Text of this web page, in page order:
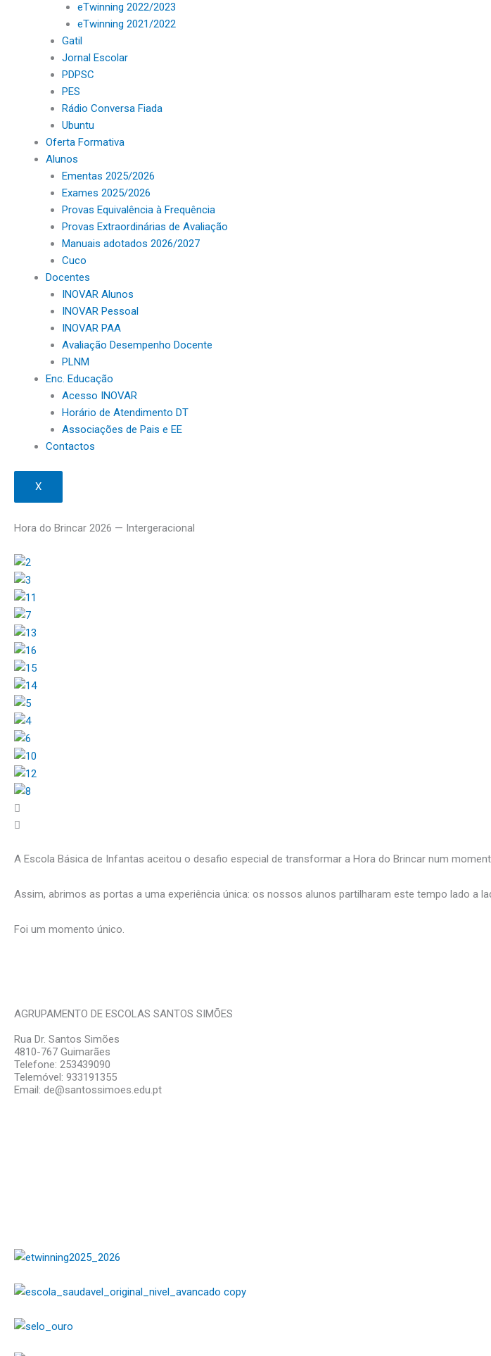
eTwinning 2022/2023
eTwinning 2021/2022
Gatil
Jornal Escolar
PDPSC
PES
Rádio Conversa Fiada
Ubuntu
Oferta Formativa
Alunos
Ementas 2025/2026
Exames 2025/2026
Provas Equivalência à Frequência
Provas Extraordinárias de Avaliação
Manuais adotados 2026/2027
Cuco
Docentes
INOVAR Alunos
INOVAR Pessoal
INOVAR PAA
Avaliação Desempenho Docente
PLNM
Enc. Educação
Acesso INOVAR
Horário de Atendimento DT
Associações de Pais e EE
Contactos
X
Hora do Brincar 2026 — Intergeracional
A Escola Básica de Infantas aceitou o desafio especial de transformar a Hora do Brincar num
Assim, abrimos as portas a uma experiência única: os nossos alunos partilharam este tempo lado a
Foi um momento único.
AGRUPAMENTO DE ESCOLAS SANTOS SIMÕES
Rua Dr. Santos Simões
4810-767 Guimarães
Telefone: 253439090
Telemóvel: 933191355
Email: de@santossimoes.edu.pt